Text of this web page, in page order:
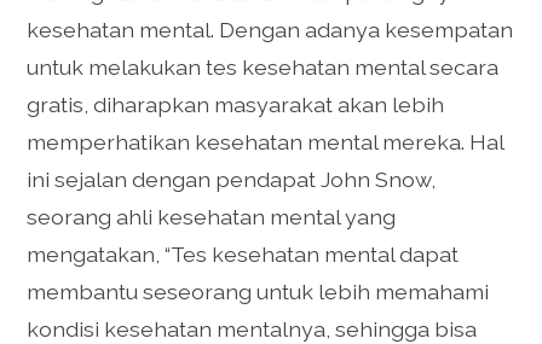
kesehatan mental. Dengan adanya kesempatan
untuk melakukan tes kesehatan mental secara
gratis, diharapkan masyarakat akan lebih
memperhatikan kesehatan mental mereka. Hal
ini sejalan dengan pendapat John Snow,
seorang ahli kesehatan mental yang
mengatakan, “Tes kesehatan mental dapat
membantu seseorang untuk lebih memahami
kondisi kesehatan mentalnya, sehingga bisa